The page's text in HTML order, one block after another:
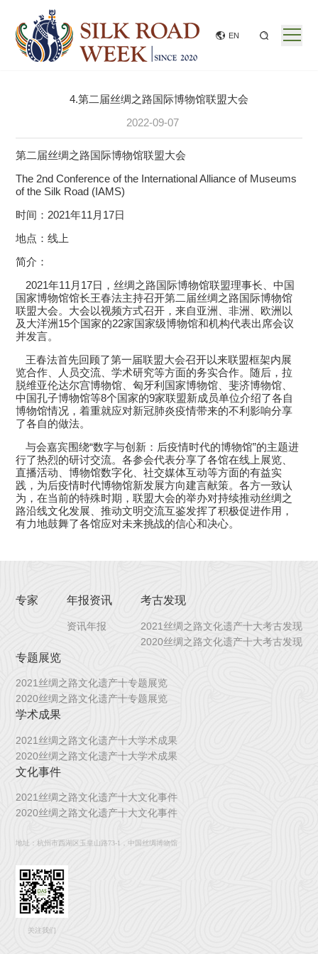
EN
4.第二届丝绸之路国际博物馆联盟大会
2022-09-07
第二届丝绸之路国际博物馆联盟大会
The 2nd Conference of the International Alliance of Museums
of the Silk Road (IAMS)
时间： 2021年11 月 17日
地点：线上
简介：
2021年11 月 17日，丝绸之路国际博物馆联盟理事长、中国
国家博物馆馆长王春法主持召开第二届丝绸之路国际博物馆
联盟大会。大会以视频方式召开，来自亚洲、非洲、欧洲以
及大洋洲 15个国家的22家国家级博物馆和机构代表出席会议
并发言。
王春法首先回顾了第一届联盟大会召开以来联盟框架内展
览合作、人员交流、学术研究等方面的务实合作。随后，拉
脱维亚伦达尔宫博物馆、匈牙利国家博物馆、斐济博物馆、
中国孔子博物馆等8个国家的9家联盟新成员单位介绍了各自
博物馆情况，着重就应对新冠肺炎疫情带来的不利影响分享
了各自的做法。
与会嘉宾围绕“数字与创新：后疫情时代的博物馆”的主题进
行了热烈的研讨交流。各参会代表分享了各馆在线上展览、
直播活动、博物馆数字化、社交媒体互动等方面的有益实
践，为后疫情时代博物馆新发展方向建言献策。各方一致认
为，在当前的特殊时期，联盟大会的举办对持续推动丝绸之
路沿线文化发展、推动文明交流互鉴发挥了积极促进作用，
有力地鼓舞了各馆应对未来挑战的信心和决心。
专家 年报资讯
资讯年报
考古发现
2021丝绸之路文化遗产十大考古发现
2020丝绸之路文化遗产十大考古发现
专题展览
2021丝绸之路文化遗产十专题展览
2020丝绸之路文化遗产十专题展览
学术成果
2021丝绸之路文化遗产十大学术成果
2020丝绸之路文化遗产十大学术成果
文化事件
2021丝绸之路文化遗产十大文化事件
2020丝绸之路文化遗产十大文化事件
地址：杭州市西湖区玉皇山路73-1，中国丝绸博物馆
关注我们